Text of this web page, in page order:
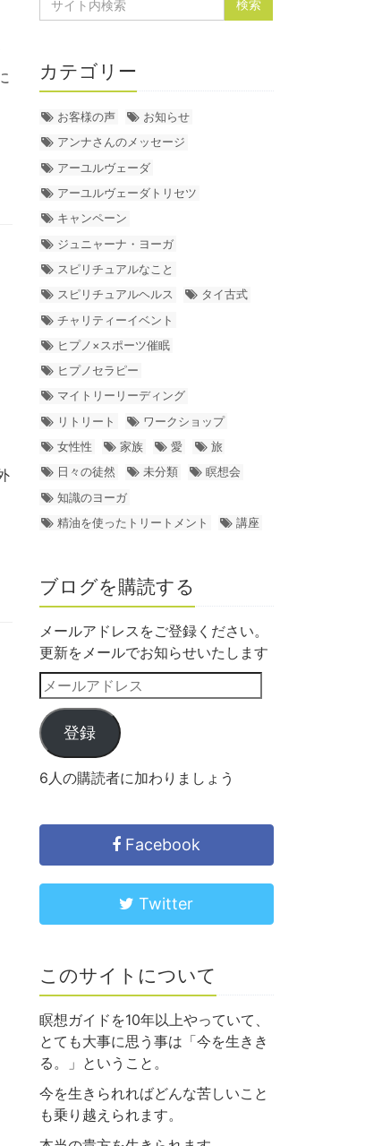
カテゴリー
お客様の声
お知らせ
アンナさんのメッセージ
アーユルヴェーダ
アーユルヴェーダトリセツ
キャンペーン
ジュニャーナ・ヨーガ
スピリチュアルなこと
スピリチュアルヘルス
タイ古式
チャリティーイベント
ヒプノ×スポーツ催眠
ヒプノセラピー
マイトリーリーディング
リトリート
ワークショップ
女性性
家族 愛
旅
日々の徒然
未分類
瞑想会
知識のヨーガ
精油を使ったトリートメント
講座
ブログを購読する
メールアドレスをご登録ください。
更新をメールでお知らせいたします
登録
6人の購読者に加わりましょう
Facebook
Twitter
このサイトについて
瞑想ガイドを10年以上やっていて、
とても大事に思う事は「今を生きき
る。」ということ。
今を生きられればどんな苦しいこと
も乗り越えられます。